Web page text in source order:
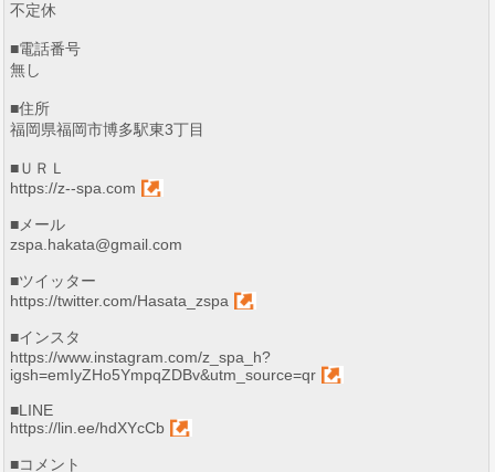
不定休
■電話番号
無し
■住所
福岡県福岡市博多駅東3丁目
■ＵＲＬ
https://z--spa.com
■メール
zspa.hakata@gmail.com
■ツイッター
https://twitter.com/Hasata_zspa
■インスタ
https://www.instagram.com/z_spa_h?
igsh=emIyZHo5YmpqZDBv&utm_source=qr
■LINE
https://lin.ee/hdXYcCb
■コメント